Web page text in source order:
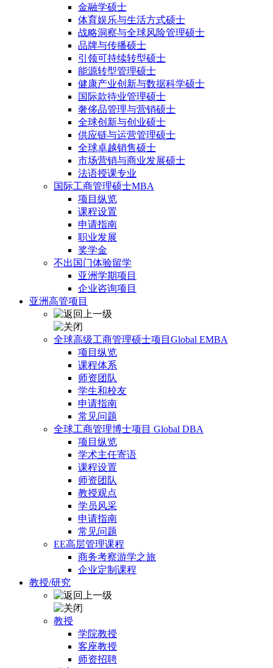
金融学硕士
体育娱乐与生活方式硕士
战略洞察与全球风险管理硕士
品牌与传播硕士
引领可持续转型硕士
能源转型管理硕士
健康产业创新与数据科学硕士
国际款待业管理硕士
奢侈品管理与营销硕士
全球创新与创业硕士
供应链与运营管理硕士
全球卓越销售硕士
市场营销与商业发展硕士
法语授课专业
国际工商管理硕士MBA
项目纵览
课程设置
申请指南
职业发展
奖学金
不出国门体验留学
亚洲学期项目
企业咨询项目
亚洲高管项目
全球高级工商管理硕士项目Global EMBA
项目纵览
课程体系
师资团队
学生和校友
申请指南
常见问题
全球工商管理博士项目 Global DBA
项目纵览
学术主任寄语
课程设置
师资团队
教授观点
学员风采
申请指南
常见问题
EE高层管理课程
商务考察游学之旅
企业定制课程
教授/研究
教授
学院教授
客座教授
师资招聘